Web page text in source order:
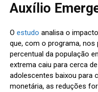
Auxílio
O estudo analisa o
que, com o programa, nos
percentual da população
extrema caiu para cerca
adolescentes baixou para
monetária, as reduções